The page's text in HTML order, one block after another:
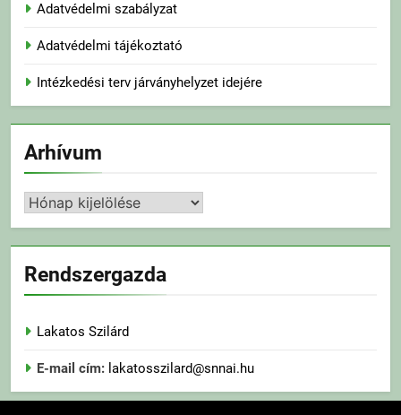
Adatvédelmi szabályzat
Adatvédelmi tájékoztató
Intézkedési terv járványhelyzet idejére
Arhívum
Arhívum
Rendszergazda
Lakatos Szilárd
E-mail cím: lakatosszilard@snnai.hu